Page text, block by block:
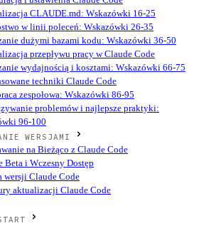
CLAUDE.md: Wskazówki 16-25
w linii poleceń: Wskazówki 26-35
dużymi bazami kodu: Wskazówki 36-50
przepływu pracy w Claude Code
wydajnością i kosztami: Wskazówki 66-75
techniki Claude Code
zespołowa: Wskazówki 86-95
problemów i najlepsze praktyki:
96-100
WERSJAMI
na Bieżąco z Claude Code
Beta i Wczesny Dostęp
wersji Claude Code
aktualizacji Claude Code